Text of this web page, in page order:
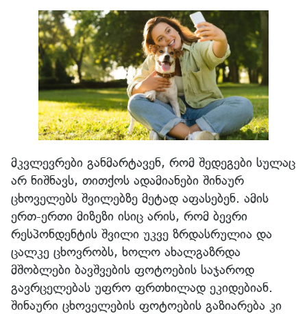
მკვლევრები განმარტავენ, რომ შედეგები სულაც
არ ნიშნავს, თითქოს ადამიანები შინაურ
ცხოველებს შვილებზე მეტად აფასებენ. ამის
ერთ-ერთი მიზეზი ისიც არის, რომ ბევრი
რესპონდენტის შვილი უკვე ზრდასრულია და
ცალკე ცხოვრობს, ხოლო ახალგაზრდა
მშობლები ბავშვების ფოტოების საჯაროდ
გავრცელებას უფრო ფრთხილად ეკიდებიან.
შინაური ცხოველების ფოტოების გაზიარება კი